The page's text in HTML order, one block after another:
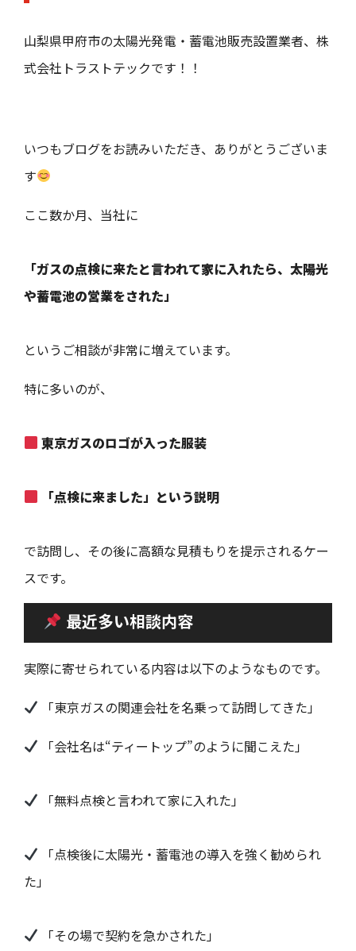
山梨県甲府市の太陽光発電・蓄電池販売設置業者、株
式会社トラストテックです！！
いつもブログをお読みいただき、ありがとうございま
す
ここ数か月、当社に
「ガスの点検に来たと言われて家に入れたら、太陽光
や蓄電池の営業をされた」
というご相談が非常に増えています。
特に多いのが、
東京ガスのロゴが入った服装
「点検に来ました」という説明
で訪問し、その後に高額な見積もりを提示されるケー
スです。
最近多い相談内容
実際に寄せられている内容は以下のようなものです。
「東京ガスの関連会社を名乗って訪問してきた」
「会社名は“ティートップ”のように聞こえた」
「無料点検と言われて家に入れた」
「点検後に太陽光・蓄電池の導入を強く勧められ
た」
「その場で契約を急かされた」